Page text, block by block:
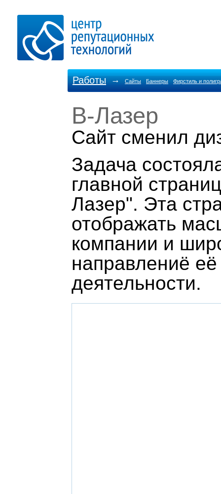
Работы → Сайты Баннеры Фирстиль и
В-Лазер
Cайт сменил
Задача
главной
Лазер". Эта
отображать
компании и
направлениё её
деятельности.